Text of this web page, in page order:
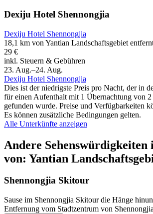
Dexiju Hotel Shennongjia
Dexiju Hotel Shennongjia
18,1 km von Yantian Landschaftsgebiet
29 €
inkl. Steuern & Gebühren
23. Aug.–24. Aug.
Dexiju Hotel Shennongjia
Dies ist der niedrigste Preis pro Nacht, der in
für einen Aufenthalt mit 1 Übernachtung von 2
gefunden wurde. Preise und Verfügbarkeiten
Es können zusätzliche Bedingungen gelten.
Alle Unterkünfte anzeigen
Andere Sehenswürdigkeiten
von: Yantian
Shennongjia Skitour
Sause im Shennongjia Skitour die Hänge
Entfernung vom Stadtzentrum von